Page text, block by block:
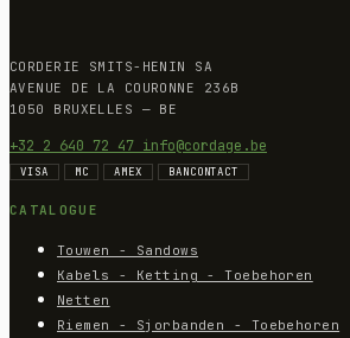
CORDERIE SMITS-HENIN SA
AVENUE DE LA COURONNE 236B
1050 BRUXELLES — BE
+32 2 640 72 47 info@cordage.be
VISA MC AMEX BANCONTACT
CATALOGUE
Touwen - Sandows
Kabels - Ketting - Toebehoren
Netten
Riemen - Sjorbanden - Toebehoren